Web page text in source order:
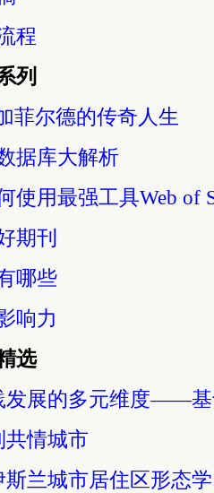
程
列
菲尔德的传奇人生
据库大解析
使用最强工具Web of
期刊
哪些
响力
选
发展的多元维度——
共情城市
斯兰城市居住区形态